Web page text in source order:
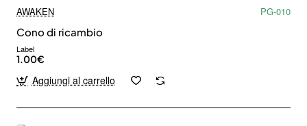
AWAKEN
PG-010
Cono di ricambio
Label
1.00€
Aggiungi al carrello